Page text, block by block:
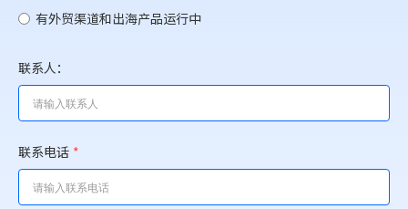
有外贸渠道和出海产品运行中
联系人：
联系电话 *